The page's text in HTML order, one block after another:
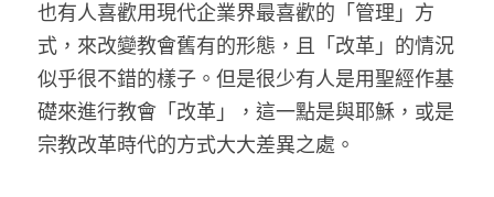
也有人喜歡用現代企業界最喜歡的「管理」方
式，來改變教會舊有的形態，且「改革」的情況
似乎很不錯的樣子。但是很少有人是用聖經作基
礎來進行教會「改革」，這一點是與耶穌，或是
宗教改革時代的方式大大差異之處。